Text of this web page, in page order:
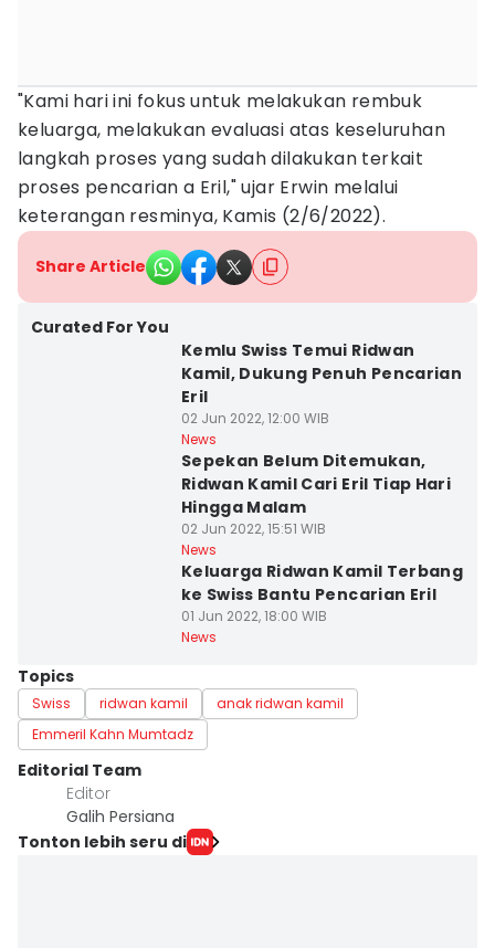
"Kami hari ini fokus untuk melakukan rembuk
keluarga, melakukan evaluasi atas keseluruhan
langkah proses yang sudah dilakukan terkait
proses pencarian a Eril," ujar Erwin melalui
keterangan resminya, Kamis (2/6/2022).
Share Article
Curated For You
Kemlu Swiss Temui Ridwan
Kamil, Dukung Penuh Pencarian
Eril
02 Jun 2022, 12:00 WIB
News
Sepekan Belum Ditemukan,
Ridwan Kamil Cari Eril Tiap Hari
Hingga Malam
02 Jun 2022, 15:51 WIB
News
Keluarga Ridwan Kamil Terbang
ke Swiss Bantu Pencarian Eril
01 Jun 2022, 18:00 WIB
News
Topics
Swiss ridwan kamil
anak ridwan kamil
Emmeril Kahn Mumtadz
Editorial Team
Editor
Galih Persiana
Tonton lebih seru di